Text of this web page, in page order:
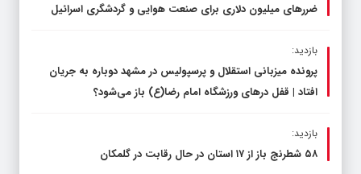
ضررهای میلیون دلاری برای صنعت هوایی و گردشگری اسرائیل
بازدید:
پرونده میزبانی استقلال و پرسپولیس در مشهد دوباره به جریان
افتاد | قفل در‌های ورزشگاه امام رضا(ع) باز می‌شود؟
بازدید:
۵۸ شطرنج‌ باز از ۱۷ استان در حال رقابت در گلمکان